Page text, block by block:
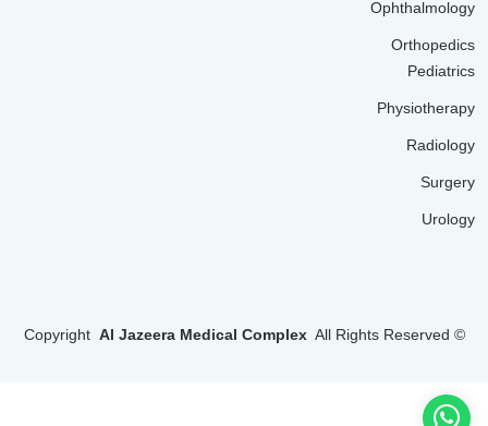
Ophthalmology
Orthopedics
Pediatrics
Physiotherapy
Radiology
Surgery
Urology
©
Copyright Al Jazeera Medical Complex All Rights Reserved